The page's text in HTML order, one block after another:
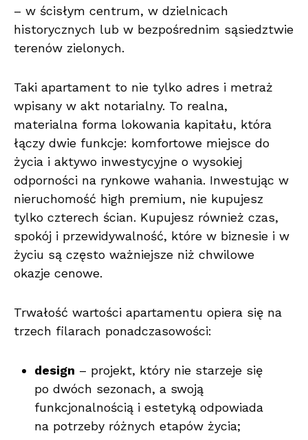
– w ścisłym centrum, w dzielnicach
historycznych lub w bezpośrednim sąsiedztwie
terenów zielonych.
Taki apartament to nie tylko adres i metraż
wpisany w akt notarialny. To realna,
materialna forma lokowania kapitału, która
łączy dwie funkcje: komfortowe miejsce do
życia i aktywo inwestycyjne o wysokiej
odporności na rynkowe wahania. Inwestując w
nieruchomość high premium, nie kupujesz
tylko czterech ścian. Kupujesz również czas,
spokój i przewidywalność, które w biznesie i w
życiu są często ważniejsze niż chwilowe
okazje cenowe.
Trwałość wartości apartamentu opiera się na
trzech filarach ponadczasowości:
design – projekt, który nie starzeje się
po dwóch sezonach, a swoją
funkcjonalnością i estetyką odpowiada
na potrzeby różnych etapów życia;